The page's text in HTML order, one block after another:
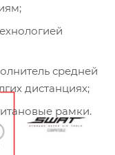
средней
дистанциях;
рамки.